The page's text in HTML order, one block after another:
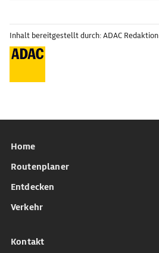
Inhalt bereitgestellt durch: ADAC Redaktion
Home
Routenplaner
Entdecken
Verkehr
Kontakt